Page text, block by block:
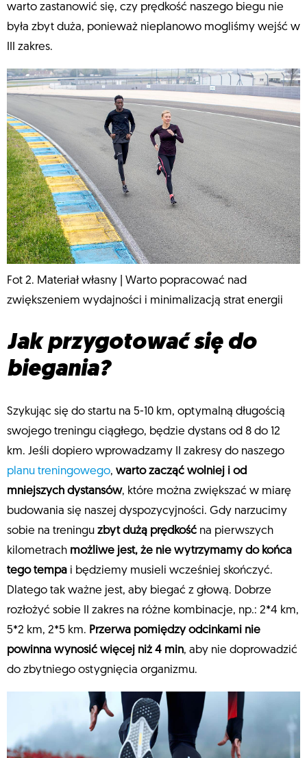
warto zastanowić się, czy prędkość naszego biegu nie
była zbyt duża, ponieważ nieplanowo mogliśmy wejść w
III zakres.
Fot 2. Materiał własny | Warto popracować nad
zwiększeniem wydajności i minimalizacją strat energii
Jak przygotować się do
biegania?
Szykując się do startu na 5-10 km, optymalną długością
swojego treningu ciągłego, będzie dystans od 8 do 12
km. Jeśli dopiero wprowadzamy II zakresy do naszego
planu treningowego, warto zacząć wolniej i od
mniejszych dystansów, które można zwiększać w miarę
budowania się naszej dyspozycyjności. Gdy narzucimy
sobie na treningu zbyt dużą prędkość na pierwszych
kilometrach możliwe jest, że nie wytrzymamy do końca
tego tempa i będziemy musieli wcześniej skończyć.
Dlatego tak ważne jest, aby biegać z głową. Dobrze
rozłożyć sobie II zakres na różne kombinacje, np.: 2*4 km,
5*2 km, 2*5 km. Przerwa pomiędzy odcinkami nie
powinna wynosić więcej niż 4 min, aby nie doprowadzić
do zbytniego ostygnięcia organizmu.